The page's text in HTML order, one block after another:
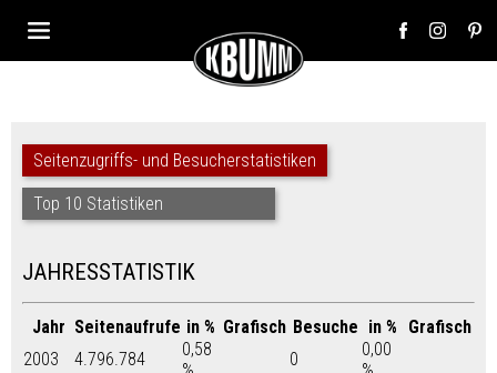
Seitenzugriffs- und Besucherstatistiken
Top 10 Statistiken
JAHRESSTATISTIK
Jahr Seitenaufrufe in % Grafisch Besuche in %
Grafisch
2003
4.796.784
0,58
0
0,00